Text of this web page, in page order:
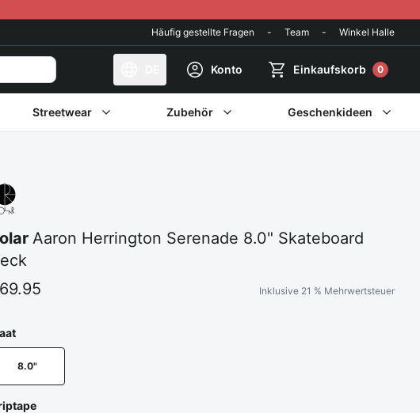
Häufig gestellte Fragen - Team - Winkel Halle
Konto Einkaufskorb 0
Streetwear Zubehör Geschenkideen
Aaron Herrington Serenade 8.0" Skateboard
Inklusive 21 % Mehrwertsteuer
8.0"